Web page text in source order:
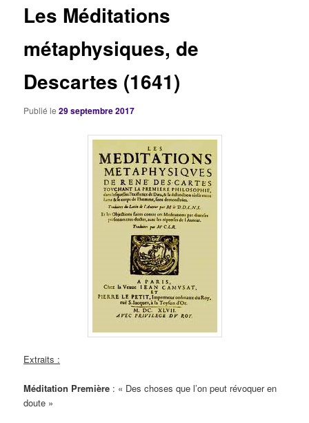
Les Méditations
métaphysiques, de
Descartes (1641)
Publié le29 septembre 2017
Extraits :
Méditation Première : « Des choses que l’on peut révoquer en
doute »